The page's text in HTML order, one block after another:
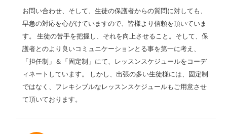
お問い合わせ、そして、生徒の保護者からの質問に対しても、
早急の対応を心がけていますので、皆様より信頼を頂いていま
す。 生徒の苦手を把握し、それを向上させること。そして、保
護者とのより良いコミュニケーションとる事を第一に考え、
「担任制」＆「固定制」にて、レッスンスケジュールをコーデ
ィネートしています。 しかし、出張の多い生徒様には、固定制
ではなく、フレキシブルなレッスンスケジュールもご用意させ
て頂いております。